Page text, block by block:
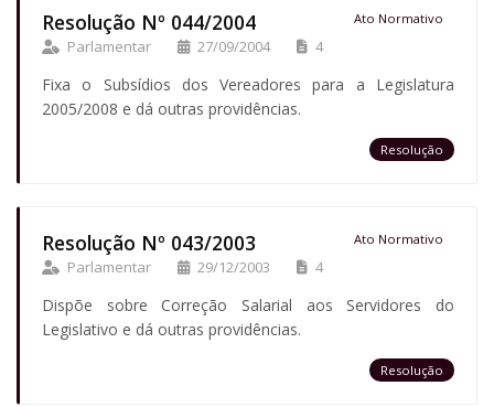
Resolução Nº 044/2004 Ato Normativo
Parlamentar 27/09/2004 4
Fixa o Subsídios dos Vereadores para a Legislatura
2005/2008 e dá outras providências.
Resolução
Resolução Nº 043/2003 Ato Normativo
Parlamentar 29/12/2003 4
Dispõe sobre Correção Salarial aos Servidores do
Legislativo e dá outras providências.
Resolução